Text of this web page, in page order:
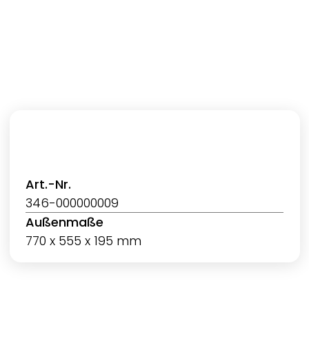
Art.-Nr.
346-000000009
Außenmaße
770 x 555 x 195 mm